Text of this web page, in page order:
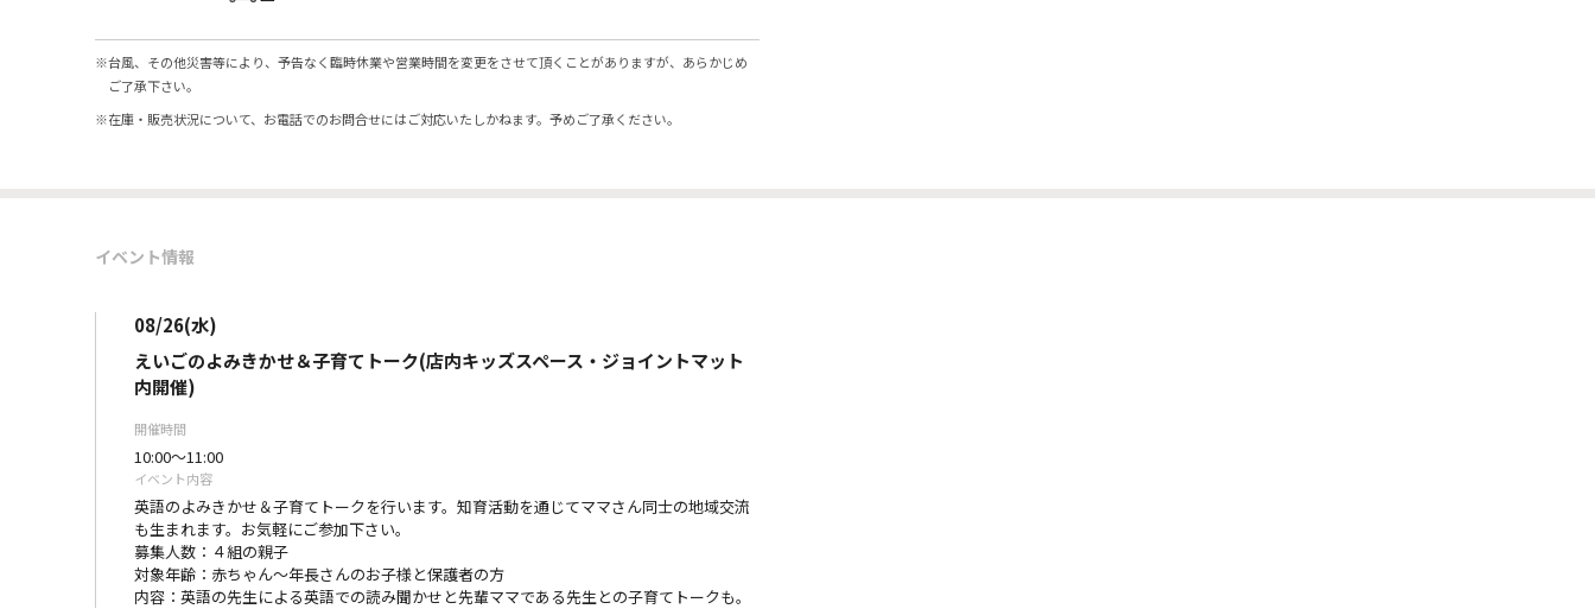
※台風、その他災害等により、予告なく臨時休業や営業時間を変更をさせて頂くことがありますが、あらかじめ
ご了承下さい。
※在庫・販売状況について、お電話でのお問合せにはご対応いたしかねます。予めご了承ください。
イベント情報
08/26(水)
えいごのよみきかせ＆子育てトーク(店内キッズスペース・ジョイントマット
内開催)
開催時間
10:00～11:00
イベント内容
英語のよみきかせ＆子育てトークを行います。知育活動を通じてママさん同士の地域交流
も生まれます。お気軽にご参加下さい。
募集人数：４組の親子
対象年齢：赤ちゃん～年長さんのお子様と保護者の方
内容：英語の先生による英語での読み聞かせと先輩ママである先生との子育てトークも。